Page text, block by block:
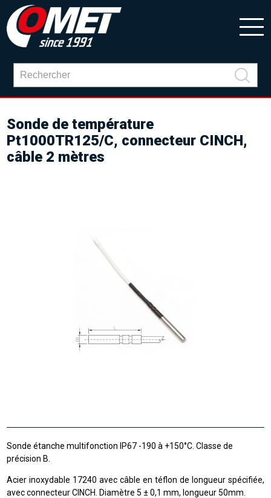
Sonde de température
Pt1000TR125/C, connecteur CINCH,
câble 2 mètres
Sonde étanche multifonction IP67 -190 à +150°C. Classe de
précision B.
Acier inoxydable 17240 avec câble en téflon de longueur spécifiée,
avec connecteur CINCH. Diamètre 5 ± 0,1 mm, longueur 50mm.